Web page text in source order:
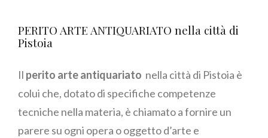
PERITO ARTE ANTIQUARIATO nella città di
Pistoia
Il perito arte antiquariato nella città di Pistoia è
colui che, dotato di specifiche competenze
tecniche nella materia, è chiamato a fornire un
parere su ogni opera o oggetto d’arte e